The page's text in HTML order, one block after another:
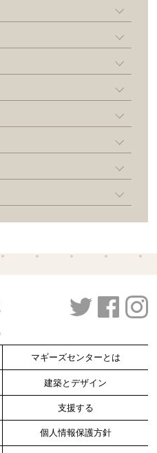
マギーズセンターとは
建築とデザイン
支援する
個人情報保護方針